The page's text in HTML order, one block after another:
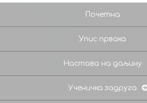
Почетна
Упис првака
Настава на даљину
Ученичка задруга